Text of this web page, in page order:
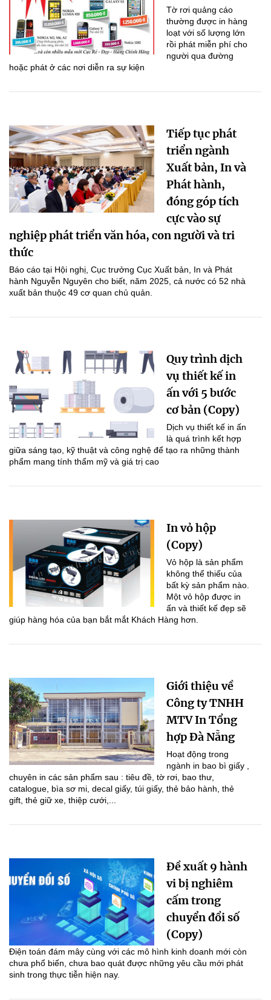
Tờ rơi quảng cáo
thường được in hàng
loạt với số lượng lớn
rồi phát miễn phí cho
người qua đường
hoặc phát ở các nơi diễn ra sự kiện
Tiếp tục phát
triển ngành
Xuất bản, In và
Phát hành,
đóng góp tích
cực vào sự
nghiệp phát triển văn hóa, con người và tri
thức
Báo cáo tại Hội nghị, Cục trưởng Cục Xuất bản, In và Phát
hành Nguyễn Nguyên cho biết, năm 2025, cả nước có 52 nhà
xuất bản thuộc 49 cơ quan chủ quản.
Quy trình dịch
vụ thiết kế in
ấn với 5 bước
cơ bản (Copy)
Dịch vụ thiết kế in ấn
là quá trình kết hợp
giữa sáng tạo, kỹ thuật và công nghệ để tạo ra những thành
phẩm mang tính thẩm mỹ và giá trị cao
In vỏ hộp
(Copy)
Vỏ hộp là sản phẩm
không thể thiếu của
bất kỳ sản phẩm nào.
Một vỏ hộp được in
ấn và thiết kế đẹp sẽ
giúp hàng hóa của bạn bắt mắt Khách Hàng hơn.
Giới thiệu về
Công ty TNHH
MTV In Tổng
hợp Đà Nẵng
Hoạt động trong
ngành in bao bì giấy ,
chuyên in các sản phẩm sau : tiêu đề, tờ rơi, bao thư,
catalogue, bìa sơ mi, decal giấy, túi giấy, thẻ bảo hành, thẻ
gift, thẻ giữ xe, thiệp cưới,...
Đề xuất 9 hành
vi bị nghiêm
cấm trong
chuyển đổi số
(Copy)
Điện toán đám mây cùng với các mô hình kinh doanh mới còn
chưa phổ biến, chưa bao quát được những yêu cầu mới phát
sinh trong thực tiễn hiện nay.